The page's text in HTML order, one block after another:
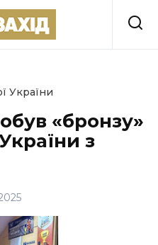
України
«бронзу»
з